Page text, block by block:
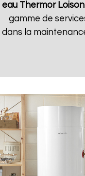
eau Thermor
gamme de
dans la